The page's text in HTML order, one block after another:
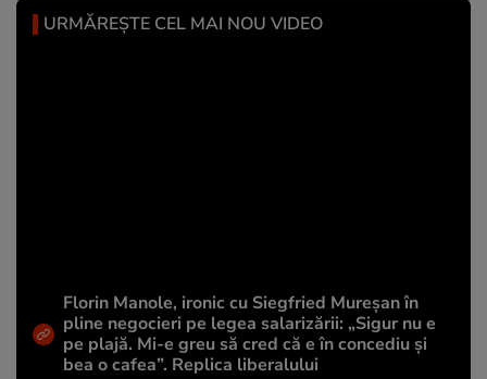
URMĂREȘTE CEL MAI NOU VIDEO
Florin Manole, ironic cu Siegfried Mureșan în
pline negocieri pe legea salarizării: „Sigur nu e
pe plajă. Mi-e greu să cred că e în concediu și
bea o cafea”. Replica liberalului